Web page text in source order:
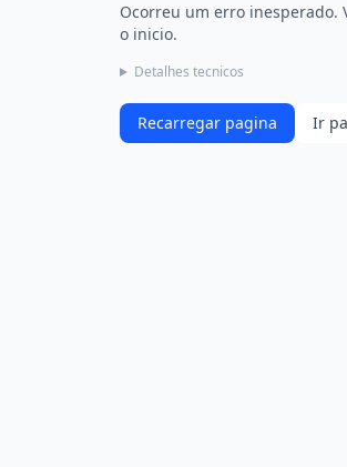
Ocorreu um erro inesperado.
o inicio.
Detalhes tecnicos
Recarregar pagina Ir